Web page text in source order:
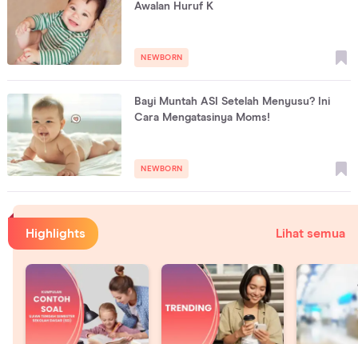
Awalan Huruf K
NEWBORN
Bayi Muntah ASI Setelah Menyusu? Ini
Cara Mengatasinya Moms!
NEWBORN
Highlights Lihat semua